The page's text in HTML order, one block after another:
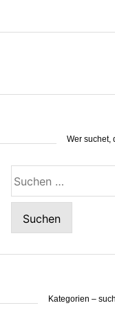
Wer suchet,
nach:
Kategorien –